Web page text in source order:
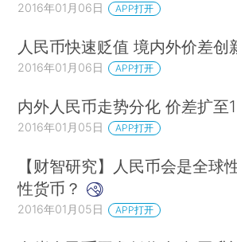
2016年01月06日 APP打开
人民币快速贬值 境内外价差创
2016年01月06日 APP打开
内外人民币走势分化 价差扩至
2016年01月05日 APP打开
【财智研究】人民币会是全球
性货币？
2016年01月05日 APP打开